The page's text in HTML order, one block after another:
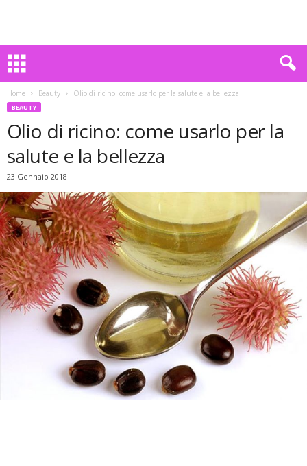
Home Beauty Olio di ricino: come usarlo per la salute e la bellezza
BEAUTY
Olio di ricino: come usarlo per la
salute e la bellezza
23 Gennaio 2018